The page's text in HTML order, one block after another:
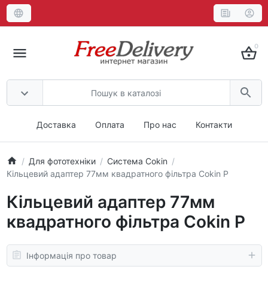
0
Доставка Оплата Про нас Контакти
Для фототехніки
Система Cokin
Кільцевий адаптер 77мм квадратного фільтра Cokin P
Кільцевий адаптер 77мм
квадратного фільтра Cokin P
Інформація про товар